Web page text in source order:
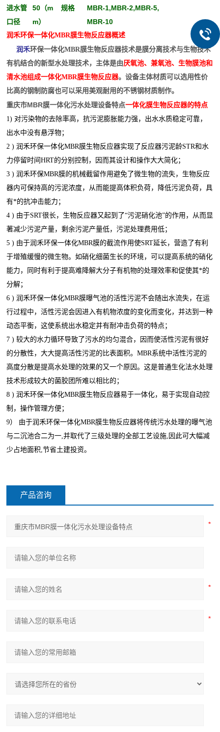
进水管
口径
50（m
m）
规格
MBR-1,MBR-2,MBR-5,
MBR-10
润禾环保一体化MBR膜生物反应器概述
润禾环保一体化MBR膜生物反应器技术是膜分离技术与生物技术
有机结合的新型水处理技术，主体是由厌氧池、兼氧池、生物膜池和
清水池组成一体化MBR膜生物反应器。设备主体材质可以选用性价
比高的钢制防腐也可以采用美观耐用的不锈钢材质制作。
重庆市MBR膜一体化污水处理设备特点一体化膜生物反应器的特点
1) 对污染物的去除率高，抗污泥膨胀能力强，出水水质稳定可靠，
出水中没有悬浮物；
2 ) 润禾环保一体化MBR膜生物反应器实现了反应器污泥龄STR和水
力停留时间HRT的分别控制，因而其设计和操作大大简化；
3 ) 润禾环保MBR膜的机械截留作用避免了微生物的流失，生物反应
器内可保持高的污泥浓度，从而能提高体积负荷，降低污泥负荷，具
有*的抗冲击能力；
4 ) 由于SRT很长，生物反应器又起到了“污泥硝化池”的作用，从而显
著减少污泥产量，剩余污泥产量低，污泥处理费用低；
5 ) 由于润禾环保一体化MBR膜的截流作用使SRT延长，营造了有利
于增殖缓慢的微生物。如硝化细菌生长的环境，可以提高系统的硝化
能力，同时有利于提高难降解大分子有机物的处理效率和促使其*的
分解；
6 ) 润禾环保一体化MBR膜曝气池的活性污泥不会随出水流失，在运
行过程中，活性污泥会因进入有机物浓度的变化而变化，并达到一种
动态平衡，这使系统出水稳定并有耐冲击负荷的特点；
7 ) 较大的水力循环导致了污水的均匀混合，因而使活性污泥有很好
的分散性，大大提高活性污泥的比表面积。MBR系统中活性污泥的
高度分散是提高水处理的效果的又一个原因。这是普通生化法水处理
技术形成较大的菌胶团所难以相比的；
8 ) 润禾环保一体化MBR膜生物反应器易于一体化，易于实现自动控
制，操作管理方便；
9） 由于润禾环保一体化MBR膜生物反应器将传统污水处理的曝气池
与二沉池合二为一,并取代了三级处理的全部工艺设施,因此可大幅减
少占地面积,节省土建投资。
产品咨询